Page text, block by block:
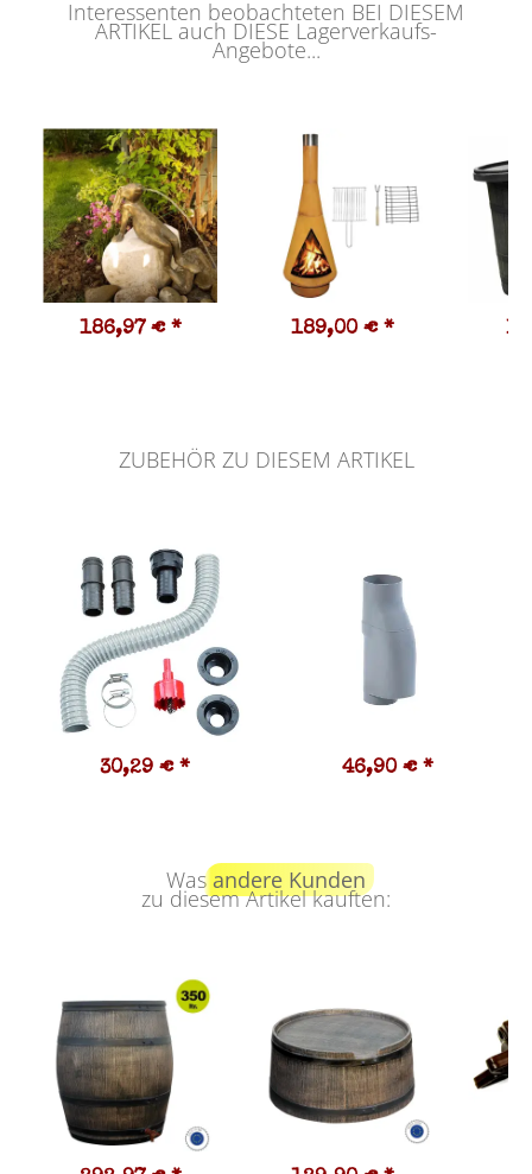
Interessenten beobachteten BEI DIESEM
ARTIKEL auch DIESE Lagerverkaufs-
Angebote...
186,97 € * 189,00 € *
ZUBEHÖR ZU DIESEM ARTIKEL
30,29 € * 46,90 € *
Wasandere Kunden
zu diesem Artikel kauften: